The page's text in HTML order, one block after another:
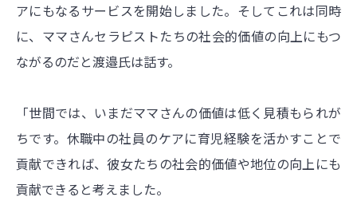
アにもなるサービスを開始しました。そしてこれは同時
に、ママさんセラピストたちの社会的価値の向上にもつ
ながるのだと渡邉氏は話す。
「世間では、いまだママさんの価値は低く見積もられが
ちです。休職中の社員のケアに育児経験を活かすことで
貢献できれば、彼女たちの社会的価値や地位の向上にも
貢献できると考えました。